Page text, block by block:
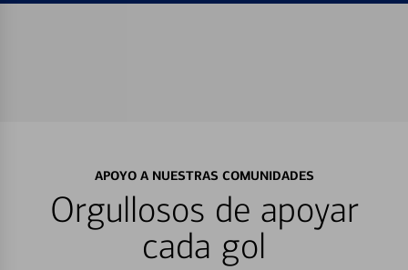
APOYO A NUESTRAS COMUNIDADES
Orgullosos de apoyar
cada gol